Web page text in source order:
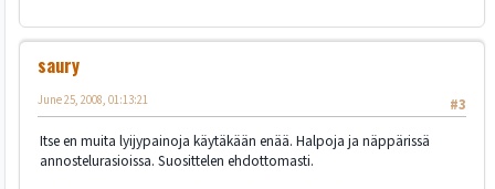
saury
#3
June 25, 2008, 01:13:21
Itse en muita lyijypainoja käytäkään enää. Halpoja ja näppärissä
annostelurasioissa. Suosittelen ehdottomasti.